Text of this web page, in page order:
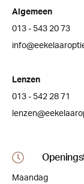
Algemeen
013 - 543 20 73
Lenzen
013 - 542 28 71
Maandag